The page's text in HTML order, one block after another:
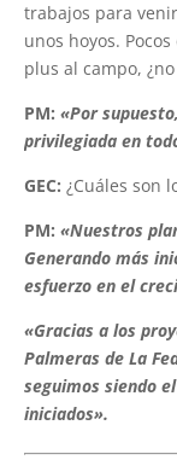
trabajos para
unos hoyos.
plus al campo,
PM: «Por
privilegiada en
GEC: ¿Cuáles son
PM: «Nuestros
Generando más
esfuerzo en el
«Gracias a los
Palmeras de La
seguimos siendo
iniciados».